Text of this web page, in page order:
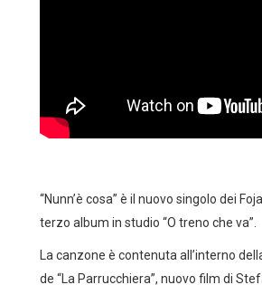
“Nunn’è cosa” è il nuovo singolo dei
terzo album in studio “O treno che va”.
La canzone è contenuta all’interno
de “La Parrucchiera”, nuovo film di